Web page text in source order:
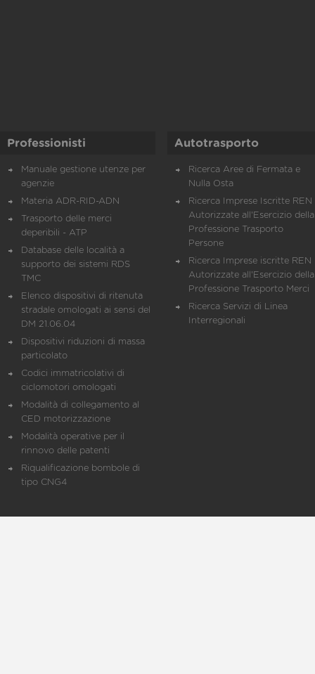
Professionisti
Manuale gestione utenze per
agenzie
Materia ADR-RID-ADN
Trasporto delle merci
deperibili - ATP
Database delle località a
supporto dei sistemi RDS
TMC
Elenco dispositivi di ritenuta
stradale omologati ai sensi del
DM 21.06.04
Dispositivi riduzioni di massa
particolato
Codici immatricolativi di
ciclomotori omologati
Modalità di collegamento al
CED motorizzazione
Modalità operative per il
rinnovo delle patenti
Riqualificazione bombole di
tipo CNG4
Autotrasporto
Ricerca Aree di Fermata e
Nulla Osta
Ricerca Imprese Iscritte REN
Autorizzate all'Esercizio della
Professione Trasporto
Persone
Ricerca Imprese iscritte REN
Autorizzate all'Esercizio della
Professione Trasporto Merci
Ricerca Servizi di Linea
Interregionali